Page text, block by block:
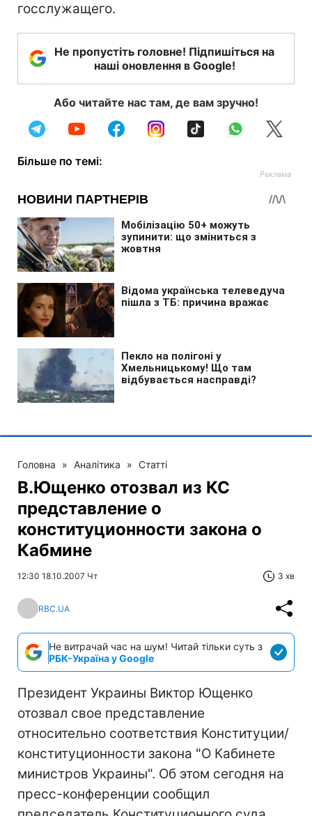
госслужащего.
Не пропустіть головне! Підпишіться на
наші оновлення в Google!
Або читайте нас там, де вам зручно!
Більше по темі:
Головна » Аналітика » Статті
В.Ющенко отозвал из КС
представление о
конституционности закона о
Кабмине
12:30 18.10.2007 Чт 3 хв
RBC.UA
Не витрачай час на шум! Читай тільки суть з
РБК-Україна у Google
Президент Украины Виктор Ющенко
отозвал свое представление
относительно соответствия Конституции/
конституционности закона "О Кабинете
министров Украины". Об этом сегодня на
пресс-конференции сообщил